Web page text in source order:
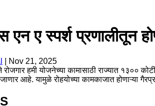
ए स्पर्श प्रणालीतून
Nov 21, 2025
हमी योजनेच्या कामासाठी राज्यात १३००
आहे. यामुळे रोहयोच्या कामकाजात होणाऱ्या